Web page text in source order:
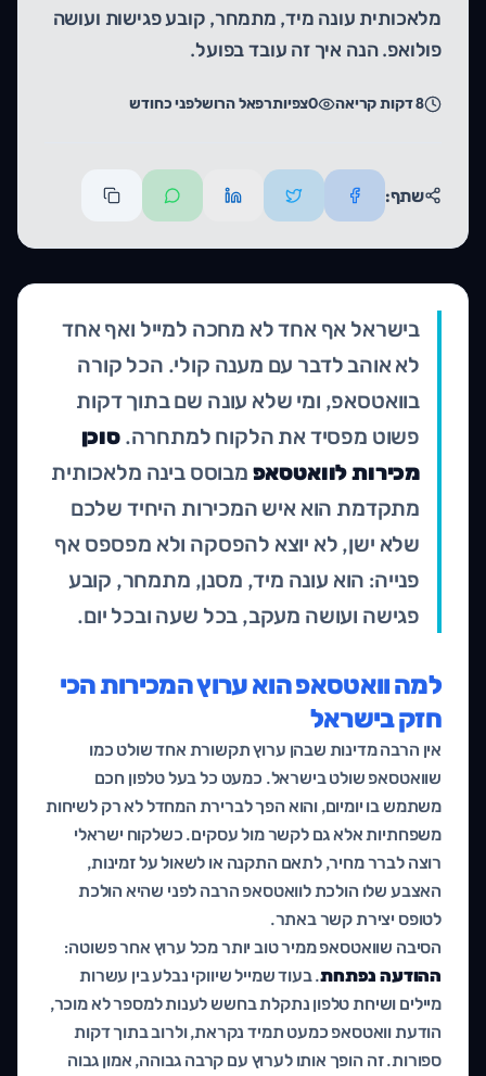
מלאכותית עונה מיד, מתמחר, קובע פגישות ועושה
פולואפ. הנה איך זה עובד בפועל.
8דקות קריאה 0צפיותרפאל הרושלפני כחודש
שתף:
בישראל אף אחד לא מחכה למייל ואף אחד
לא אוהב לדבר עם מענה קולי. הכל קורה
בוואטסאפ, ומי שלא עונה שם בתוך דקות
פשוט מפסיד את הלקוח למתחרה.סוכן
מכירות לוואטסאפ מבוסס בינה מלאכותית
מתקדמת הוא איש המכירות היחיד שלכם
שלא ישן, לא יוצא להפסקה ולא מפספס אף
פנייה: הוא עונה מיד, מסנן, מתמחר, קובע
פגישה ועושה מעקב, בכל שעה ובכל יום.
למה וואטסאפ הוא ערוץ המכירות הכי
חזק בישראל
אין הרבה מדינות שבהן ערוץ תקשורת אחד שולט כמו
שוואטסאפ שולט בישראל. כמעט כל בעל טלפון חכם
משתמש בו יומיום, והוא הפך לברירת המחדל לא רק לשיחות
משפחתיות אלא גם לקשר מול עסקים. כשלקוח ישראלי
רוצה לברר מחיר, לתאם התקנה או לשאול על זמינות,
האצבע שלו הולכת לוואטסאפ הרבה לפני שהיא הולכת
לטופס יצירת קשר באתר.
הסיבה שוואטסאפ ממיר טוב יותר מכל ערוץ אחר פשוטה:
ההודעה נפתחת. בעוד שמייל שיווקי נבלע בין עשרות
מיילים ושיחת טלפון נתקלת בחשש לענות למספר לא מוכר,
הודעת וואטסאפ כמעט תמיד נקראת, ולרוב בתוך דקות
ספורות. זה הופך אותו לערוץ עם קרבה גבוהה, אמון גבוה